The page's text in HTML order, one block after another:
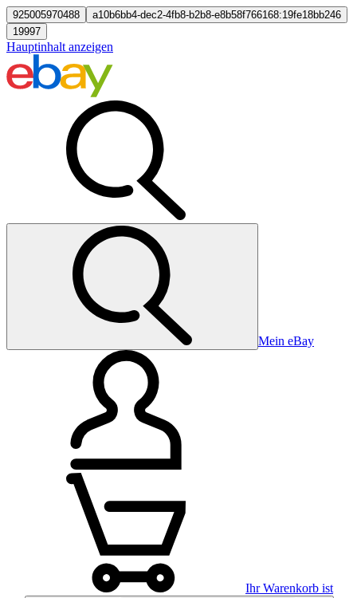
925005970488
a10b6bb4-dec2-4fb8-b2b8-e8b58f766168:19fe18bb246
19997
Hauptinhalt anzeigen
Mein eBay
Ihr Warenkorb ist